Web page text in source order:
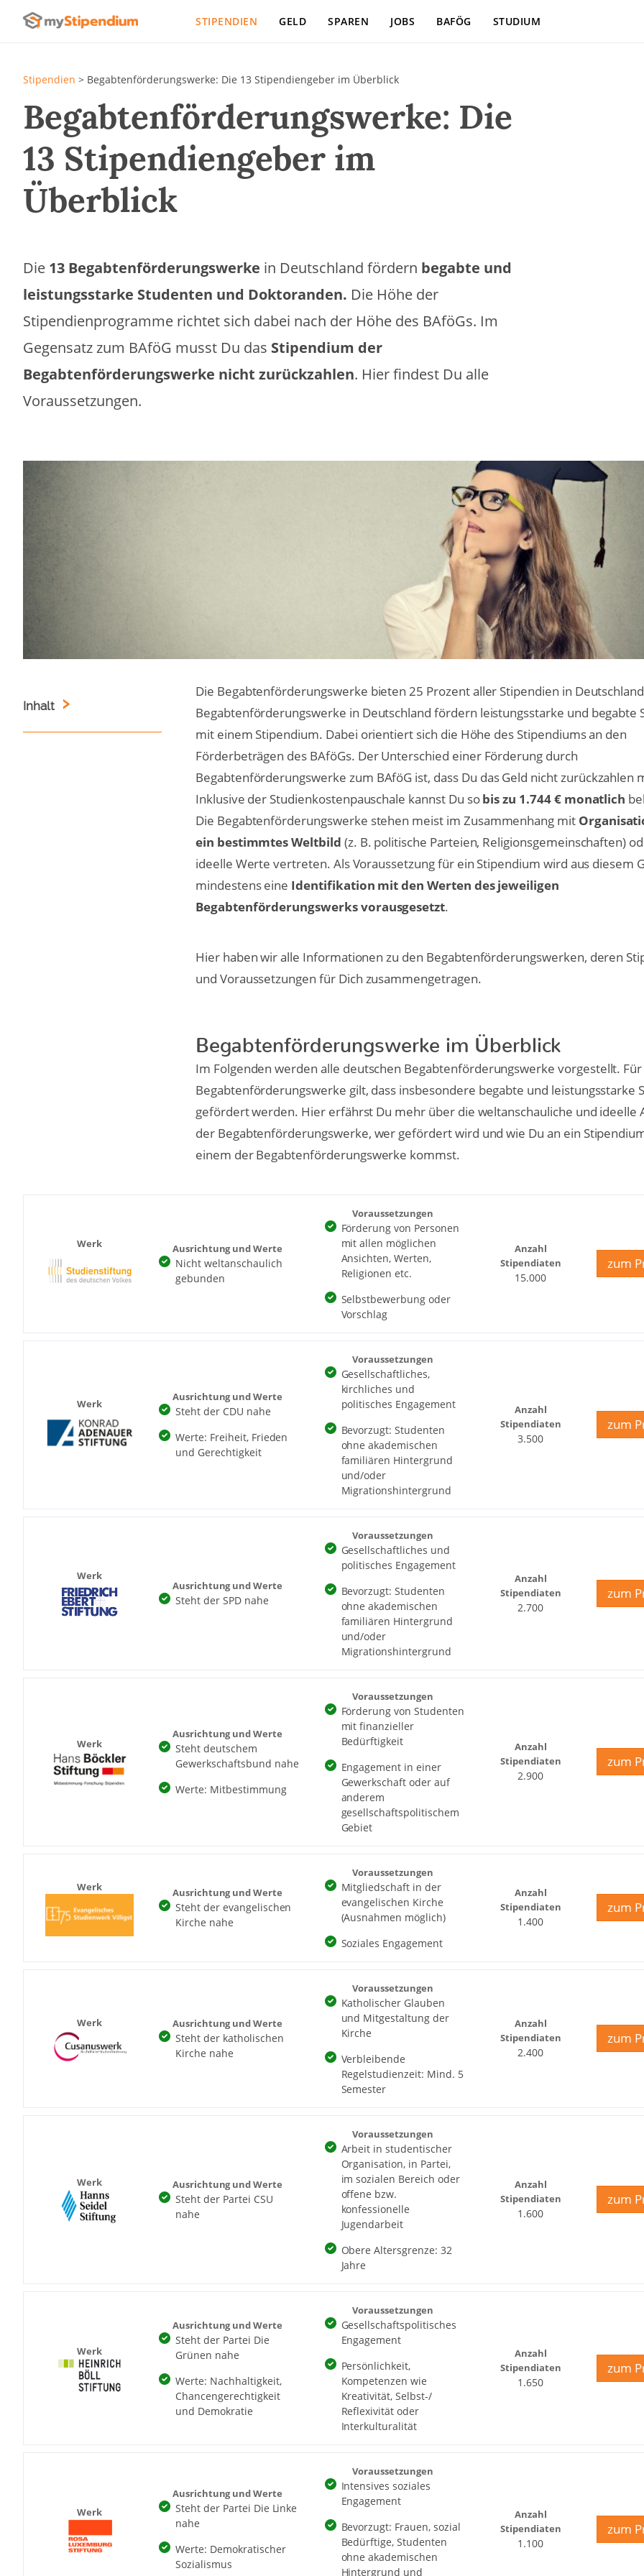
STIPENDIEN GELD SPAREN JOBS BAFÖG STUDIUM
Stipendien > Begabtenförderungswerke: Die 13 Stipendiengeber im Überblick
Begabtenförderungswerke: Die
13 Stipendiengeber im
Überblick
Die 13 Begabtenförderungswerke in Deutschland fördern begabte und
leistungsstarke Studenten und Doktoranden. Die Höhe der
Stipendienprogramme richtet sich dabei nach der Höhe des BAföGs. Im
Gegensatz zum BAföG musst Du das Stipendium der
Begabtenförderungswerke nicht zurückzahlen. Hier findest Du alle
Voraussetzungen.
Die Begabtenförderungswerke bieten 25 Prozent aller Stipendien in
Begabtenförderungswerke in Deutschland fördern leistungsstarke und begabte
mit einem Stipendium. Dabei orientiert sich die Höhe des Stipendiums an den
Förderbeträgen des BAföGs. Der Unterschied einer Förderung durch
Begabtenförderungswerke zum BAföG ist, dass Du das Geld nicht zurückzahlen
Inklusive der Studienkostenpauschale kannst Du sobis zu 1.744 € monatlich
Die Begabtenförderungswerke stehen meist im Zusammenhang mit
ein bestimmtes Weltbild (z. B. politische Parteien, Religionsgemeinschaften)
ideelle Werte vertreten. Als Voraussetzung für ein Stipendium wird aus diesem
mindestens eine Identifikation mit den Werten des jeweiligen
Begabtenförderungswerks vorausgesetzt.
Hier haben wir alle Informationen zu den Begabtenförderungswerken, deren
und Voraussetzungen für Dich zusammengetragen.
Inhalt
Begabtenförderungswerke im Überblick
Im Folgenden werden alle deutschen Begabtenförderungswerke vorgestellt. Für
Begabtenförderungswerke gilt, dass insbesondere begabte und leistungsstarke
gefördert werden. Hier erfährst Du mehr über die weltanschauliche und ideelle
der Begabtenförderungswerke, wer gefördert wird und wie Du an ein
einem der Begabtenförderungswerke kommst.
Werk Ausrichtung und Werte
Nicht weltanschaulich
gebunden
Voraussetzungen
Förderung von Personen
mit allen möglichen
Ansichten, Werten,
Religionen etc.
Selbstbewerbung oder
Vorschlag
Anzahl
Stipendiaten
15.000
zum
Werk
Ausrichtung und Werte
Steht der CDU nahe
Werte: Freiheit, Frieden
und Gerechtigkeit
Voraussetzungen
Gesellschaftliches,
kirchliches und
politisches Engagement
Bevorzugt: Studenten
ohne akademischen
familiären Hintergrund
und/oder
Migrationshintergrund
Anzahl
Stipendiaten
3.500
zum
Werk
Ausrichtung und Werte
Steht der SPD nahe
Voraussetzungen
Gesellschaftliches und
politisches Engagement
Bevorzugt: Studenten
ohne akademischen
familiären Hintergrund
und/oder
Migrationshintergrund
Anzahl
Stipendiaten
2.700
zum
Werk
Ausrichtung und Werte
Steht deutschem
Gewerkschaftsbund nahe
Werte: Mitbestimmung
Voraussetzungen
Förderung von Studenten
mit finanzieller
Bedürftigkeit
Engagement in einer
Gewerkschaft oder auf
anderem
gesellschaftspolitischem
Gebiet
Anzahl
Stipendiaten
2.900
zum
Werk Ausrichtung und Werte
Steht der evangelischen
Kirche nahe
Voraussetzungen
Mitgliedschaft in der
evangelischen Kirche
(Ausnahmen möglich)
Soziales Engagement
Anzahl
Stipendiaten
1.400
zum
Werk Ausrichtung und Werte
Steht der katholischen
Kirche nahe
Voraussetzungen
Katholischer Glauben
und Mitgestaltung der
Kirche
Verbleibende
Regelstudienzeit: Mind. 5
Semester
Anzahl
Stipendiaten
2.400
zum
Werk Ausrichtung und Werte
Steht der Partei CSU
nahe
Voraussetzungen
Arbeit in studentischer
Organisation, in Partei,
im sozialen Bereich oder
offene bzw.
konfessionelle
Jugendarbeit
Obere Altersgrenze: 32
Jahre
Anzahl
Stipendiaten
1.600
zum
Werk
Ausrichtung und Werte
Steht der Partei Die
Grünen nahe
Werte: Nachhaltigkeit,
Chancengerechtigkeit
und Demokratie
Voraussetzungen
Gesellschaftspolitisches
Engagement
Persönlichkeit,
Kompetenzen wie
Kreativität, Selbst-/
Reflexivität oder
Interkulturalität
Anzahl
Stipendiaten
1.650
zum
Werk
Ausrichtung und Werte
Steht der Partei Die Linke
nahe
Werte: Demokratischer
Sozialismus
Voraussetzungen
Intensives soziales
Engagement
Bevorzugt: Frauen, sozial
Bedürftige, Studenten
ohne akademischen
Hintergrund und
Anzahl
Stipendiaten
1.100
zum